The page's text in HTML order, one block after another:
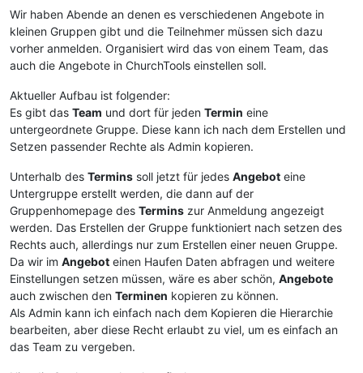
Wir haben Abende an denen es verschiedenen Angebote in
kleinen Gruppen gibt und die Teilnehmer müssen sich dazu
vorher anmelden. Organisiert wird das von einem Team, das
auch die Angebote in ChurchTools einstellen soll.
Aktueller Aufbau ist folgender:
Es gibt das Team und dort für jeden Termin eine
untergeordnete Gruppe. Diese kann ich nach dem Erstellen und
Setzen passender Rechte als Admin kopieren.
Unterhalb des Termins soll jetzt für jedes Angebot eine
Untergruppe erstellt werden, die dann auf der
Gruppenhomepage des Termins zur Anmeldung angezeigt
werden. Das Erstellen der Gruppe funktioniert nach setzen des
Rechts auch, allerdings nur zum Erstellen einer neuen Gruppe.
Da wir im Angebot einen Haufen Daten abfragen und weitere
Einstellungen setzen müssen, wäre es aber schön, Angebote
auch zwischen den Terminen kopieren zu können.
Als Admin kann ich einfach nach dem Kopieren die Hierarchie
bearbeiten, aber diese Recht erlaubt zu viel, um es einfach an
das Team zu vergeben.